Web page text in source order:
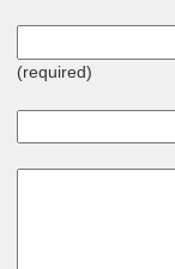
(required)